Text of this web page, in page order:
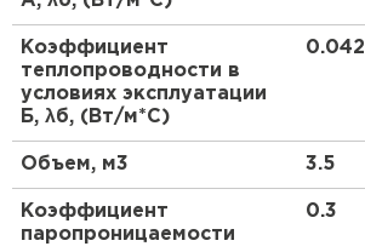
Коэффициент
теплопроводности в
условиях эксплуатации
Б, λб, (Вт/м*С)
0.042
Объем, м3 3.5
Коэффициент
паропроницаемости
0.3
Утеплитель Knauf